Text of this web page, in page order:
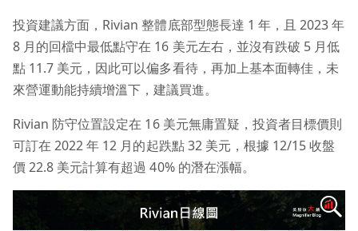
投資建議方面，Rivian 整體底部型態長達 1 年，且 2023 年
8 月的回檔中最低點守在 16 美元左右，並沒有跌破 5 月低
點 11.7 美元，因此可以偏多看待，再加上基本面轉佳，未
來營運動能持續增溫下，建議買進。
Rivian 防守位置設定在 16 美元無庸置疑，投資者目標價則
可訂在 2022 年 12 月的起跌點 32 美元，根據 12/15 收盤
價 22.8 美元計算有超過 40% 的潛在漲幅。